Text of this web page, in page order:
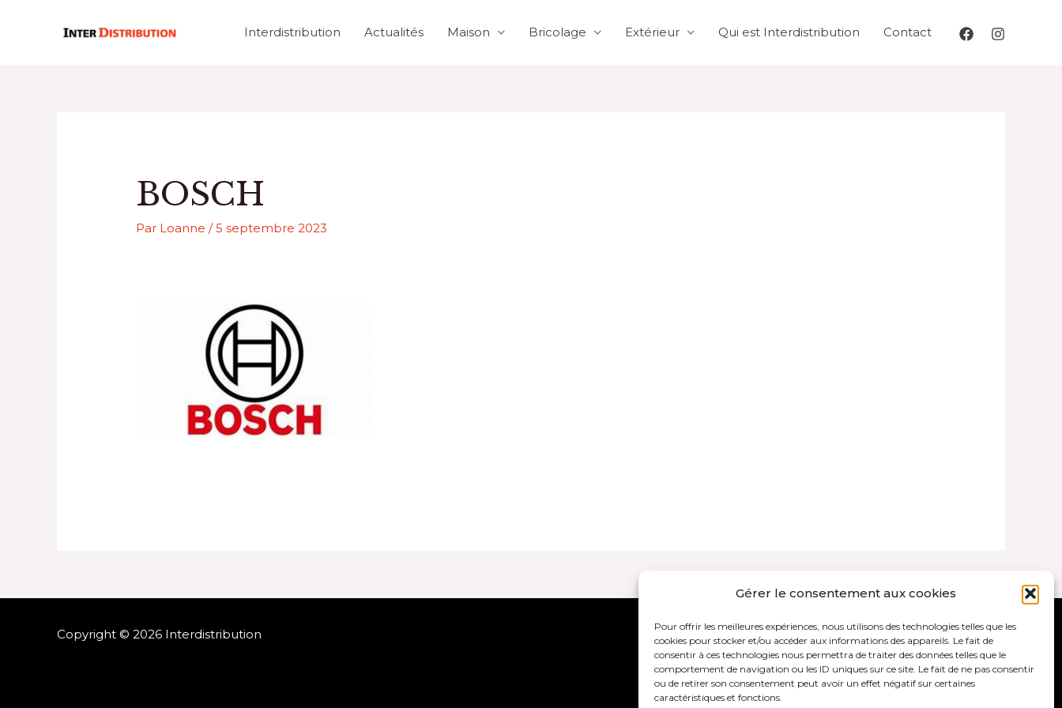
Gérer le consentement aux cookies
Pour offrir les meilleures expériences, nous utilisons des technologies telles que les
cookies pour stocker et/ou accéder aux informations des appareils. Le fait de
consentir à ces technologies nous permettra de traiter des données telles que le
comportement de navigation ou les ID uniques sur ce site. Le fait de ne pas consentir
ou de retirer son consentement peut avoir un effet négatif sur certaines
caractéristiques et fonctions.
Interdistribution Actualités Maison Bricolage Extérieur Qui est Interdistribution Contact
BOSCH
Par Loanne/5 septembre 2023
Copyright © 2026 Interdistribution Mentions légales et politique de confidentialité